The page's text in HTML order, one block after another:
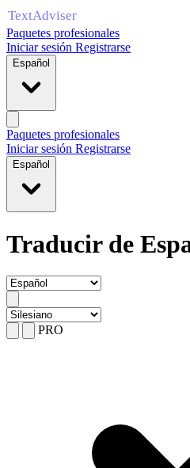
Paquetes profesionales
Iniciar sesión Registrarse
Español
Paquetes profesionales
Iniciar sesión Registrarse
Español
Traducir de
PRO